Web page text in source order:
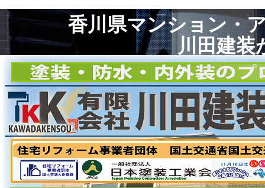
香川県マンション・
川田建装